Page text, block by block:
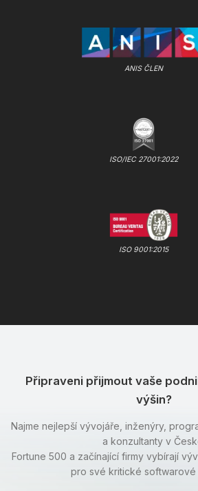
ANIS ČLEN
ISO/IEC 27001:2022
ISO 9001:2015
Připraveni přijmout vaše
výšin?
Najme nejlepší vývojáře, inženýry,
a konzultanty v
Fortune 500 a začínající firmy vybírají
pro své kritické softwarové